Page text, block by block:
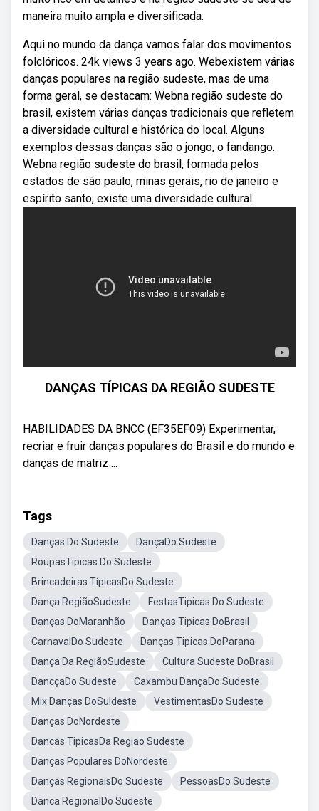
maneira muito ampla e diversificada.
Aqui no mundo da dança vamos falar dos movimentos
folclóricos. 24k views 3 years ago. Webexistem várias
danças populares na região sudeste, mas de uma
forma geral, se destacam: Webna região sudeste do
brasil, existem várias danças tradicionais que refletem
a diversidade cultural e histórica do local. Alguns
exemplos dessas danças são o jongo, o fandango.
Webna região sudeste do brasil, formada pelos
estados de são paulo, minas gerais, rio de janeiro e
espírito santo, existe uma diversidade cultural.
DANÇAS TÍPICAS DA REGIÃO SUDESTE
HABILIDADES DA BNCC (EF35EF09) Experimentar,
recriar e fruir danças populares do Brasil e do mundo e
danças de matriz ...
Tags
Danças Do Sudeste
DançaDo Sudeste
RoupasTipicas Do Sudeste
Brincadeiras TípicasDo Sudeste
Dança RegiãoSudeste
FestasTipicas Do Sudeste
Danças DoMaranhão
Danças Tipicas DoBrasil
CarnavalDo Sudeste
Danças Tipicas DoParana
Dança Da RegiãoSudeste
Cultura Sudeste DoBrasil
DancçaDo Sudeste
Caxambu DançaDo Sudeste
Mix Danças DoSuldeste
VestimentasDo Sudeste
Danças DoNordeste
Dancas TipicasDa Regiao Sudeste
Danças Populares DoNordeste
Danças RegionaisDo Sudeste
PessoasDo Sudeste
Danca RegionalDo Sudeste